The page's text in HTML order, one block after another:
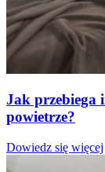
Jak przebiega
powietrze?
Dowiedz się więcej